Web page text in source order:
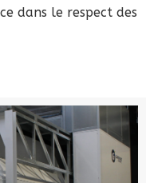
dans le respect des